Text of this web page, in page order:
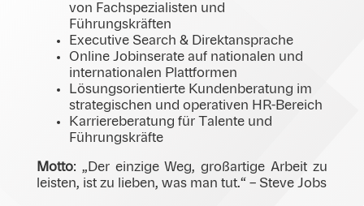
von Fachspezialisten und
Führungskräften
Executive Search & Direktansprache
Online Jobinserate auf nationalen und
internationalen Plattformen
Lösungsorientierte Kundenberatung im
strategischen und operativen HR-Bereich
Karriereberatung für Talente und
Führungskräfte
Motto: „Der einzige Weg, großartige Arbeit zu
leisten, ist zu lieben, was man tut.“ – Steve Jobs